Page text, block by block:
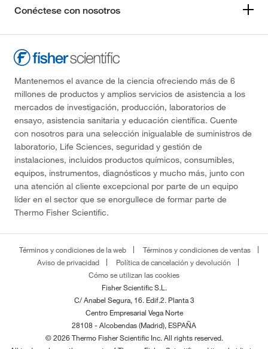
Conéctese con nosotros
Mantenemos el avance de la ciencia ofreciendo más de 6
millones de productos y amplios servicios de asistencia a los
mercados de investigación, producción, laboratorios de
ensayo, asistencia sanitaria y educación científica. Cuente
con nosotros para una selección inigualable de suministros de
laboratorio, Life Sciences, seguridad y gestión de
instalaciones, incluidos productos químicos, consumibles,
equipos, instrumentos, diagnósticos y mucho más, junto con
una atención al cliente excepcional por parte de un equipo
líder en el sector que se enorgullece de formar parte de
Thermo Fisher Scientific.
Términos y condiciones de la web
Términos y condiciones de ventas
Aviso de privacidad
Política de cancelación y devolución
Cómo se utilizan las cookies
Fisher Scientific S.L.
C/ Anabel Segura, 16. Edif.2. Planta 3
Centro Empresarial Vega Norte
28108 - Alcobendas (Madrid), ESPAÑA
© 2026 Thermo Fisher Scientific Inc. All rights reserved.